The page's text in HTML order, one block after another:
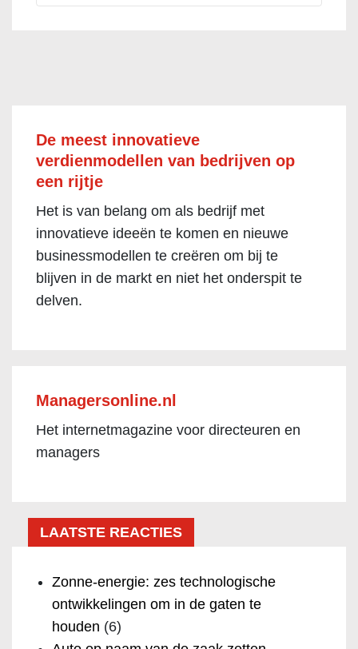
De meest innovatieve
verdienmodellen van bedrijven op
een rijtje
Het is van belang om als bedrijf met
innovatieve ideeën te komen en nieuwe
businessmodellen te creëren om bij te
blijven in de markt en niet het onderspit te
delven.
Managersonline.nl
Het internetmagazine voor directeuren en
managers
LAATSTE REACTIES
Zonne-energie: zes technologische
ontwikkelingen om in de gaten te
houden (6)